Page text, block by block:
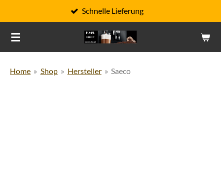
Hauptinhalt
springen
Schnelle Lieferung
Home » Shop » Hersteller » Saeco